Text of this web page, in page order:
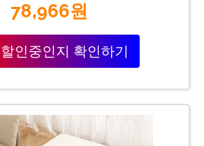
78,966원
인중인지 확인하기